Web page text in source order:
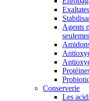
Agents
Conserverie
Les